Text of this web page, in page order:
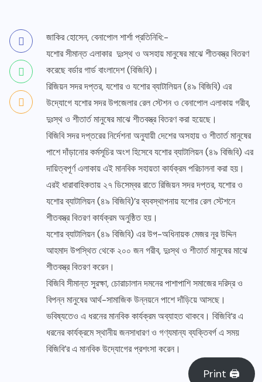
জাকির হোসেন, বেনাপোল শার্শা প্রতিনিধি:-
যশোর সীমান্ত এলাকার দুঃস্থ ও অসহায় মানুষের মাঝে শীতবস্ত্র বিতরণ
করেছে বর্ডার গার্ড বাংলাদেশ (বিজিবি)।
রিজিয়ন সদর দপ্তর, যশোর ও যশোর ব্যাটালিয়ন (৪৯ বিজিবি) এর
উদ্যোগে যশোর সদর উপজেলার রেল স্টেশন ও বেনাপোল এলাকায় গরীব,
দুঃস্থ ও শীতার্ত মানুষের মাঝে শীতবস্ত্র বিতরণ করা হয়েছে।
বিজিবি সদর দপ্তরের নির্দেশনা অনুযায়ী দেশের অসহায় ও শীতার্ত মানুষের
পাশে দাঁড়ানোর কর্মসূচির অংশ হিসেবে যশোর ব্যাটালিয়ন (৪৯ বিজিবি) এর
দায়িত্বপূর্ণ এলাকায় এই মানবিক সহায়তা কার্যক্রম পরিচালনা করা হয়।
এরই ধারাবাহিকতায় ২৭ ডিসেম্বর রাতে রিজিয়ন সদর দপ্তর, যশোর ও
যশোর ব্যাটালিয়ন (৪৯ বিজিবি)’র ব্যবস্থাপনায় যশোর রেল স্টেশনে
শীতবস্ত্র বিতরণ কার্যক্রম অনুষ্ঠিত হয়।
যশোর ব্যাটালিয়ন (৪৯ বিজিবি) এর উপ-অধিনায়ক মেজর নূর উদ্দিন
আহমাদ উপস্থিত থেকে ২০০ জন গরীব, দুঃস্থ ও শীতার্ত মানুষের মাঝে
শীতবস্ত্র বিতরণ করেন।
বিজিবি সীমান্ত সুরক্ষা, চোরাচালান দমনের পাশাপাশি সমাজের দরিদ্র ও
বিপন্ন মানুষের আর্থ-সামাজিক উন্নয়নে পাশে দাঁড়িয়ে আসছে।
ভবিষ্যতেও এ ধরনের মানবিক কার্যক্রম অব্যাহত থাকবে। বিজিবি‘র এ
ধরনের কার্যক্রমে স্থানীয় জনসাধারণ ও গণ্যমান্য ব্যক্তিবর্গ এ সময়
বিজিবি’র এ মানবিক উদ্যোগের প্রশংসা করেন।
Print 🖨